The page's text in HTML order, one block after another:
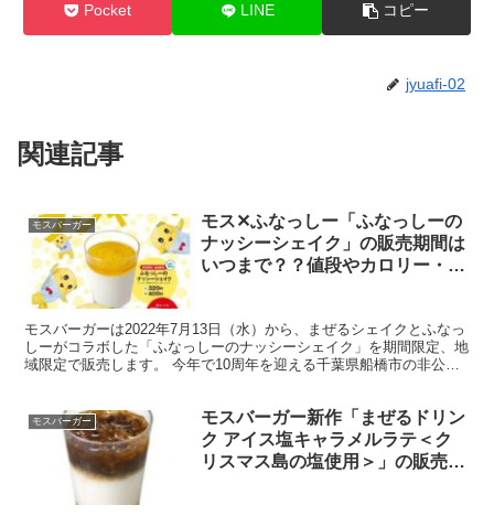
Pocket LINE コピー
jyuafi-02
関連記事
モスバーガー
モス✕ふなっしー「ふなっしーの
ナッシーシェイク」の販売期間は
いつまで？？値段やカロリー・糖
モスバーガーは2022年7月13日（水）から、まぜるシェイクとふなっ
しーがコラボした「ふなっしーのナッシーシェイク」を期間限定、地
域限定で販売します。 今年で10周年を迎える千葉県船橋市の非公認
モスバーガー
モスバーガー新作「まぜるドリン
ク アイス塩キャラメルラテ＜ク
リスマス島の塩使用＞」の販売期